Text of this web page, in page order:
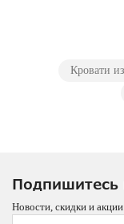
Кровати
Новости, скидки и